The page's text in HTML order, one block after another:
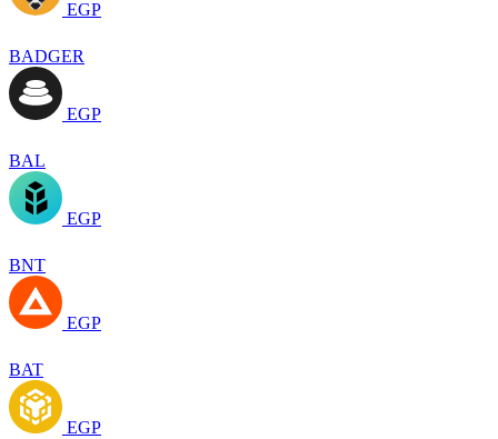
EGP
BADGER
EGP
BAL
EGP
BNT
EGP
BAT
EGP